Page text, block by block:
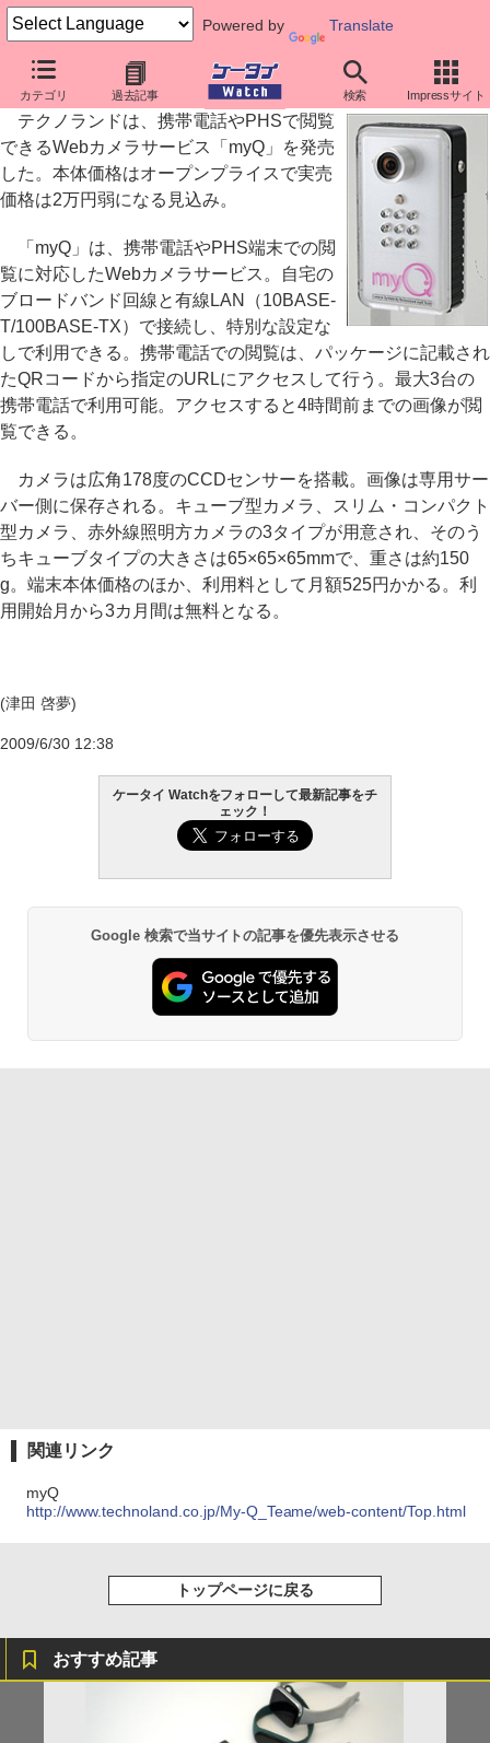
Powered by Translate
カテゴリ 過去記事 検索 Impressサイト
テクノランド、携帯対応のWebカメラサービス「myQ」
テクノランドは、携帯電話やPHSで閲覧
できるWebカメラサービス「myQ」を発売
した。本体価格はオープンプライスで実売
価格は2万円弱になる見込み。
「myQ」は、携帯電話やPHS端末での閲
覧に対応したWebカメラサービス。自宅の
ブロードバンド回線と有線LAN（10BASE-
T/100BASE-TX）で接続し、特別な設定な
しで利用できる。携帯電話での閲覧は、パッケージに記載され
たQRコードから指定のURLにアクセスして行う。最大3台の
携帯電話で利用可能。アクセスすると4時間前までの画像が閲
覧できる。
カメラは広角178度のCCDセンサーを搭載。画像は専用サー
バー側に保存される。キューブ型カメラ、スリム・コンパクト
型カメラ、赤外線照明方カメラの3タイプが用意され、そのう
ちキューブタイプの大きさは65×65×65mmで、重さは約150
g。端末本体価格のほか、利用料として月額525円かかる。利
用開始月から3カ月間は無料となる。
(津田 啓夢)
2009/6/30 12:38
ケータイ Watchをフォローして最新記事をチ
ェック！
Google 検索で当サイトの記事を優先表示させる
関連リンク
myQ
http://www.technoland.co.jp/My-Q_Teame/web-content/Top.html
トップページに戻る
おすすめ記事